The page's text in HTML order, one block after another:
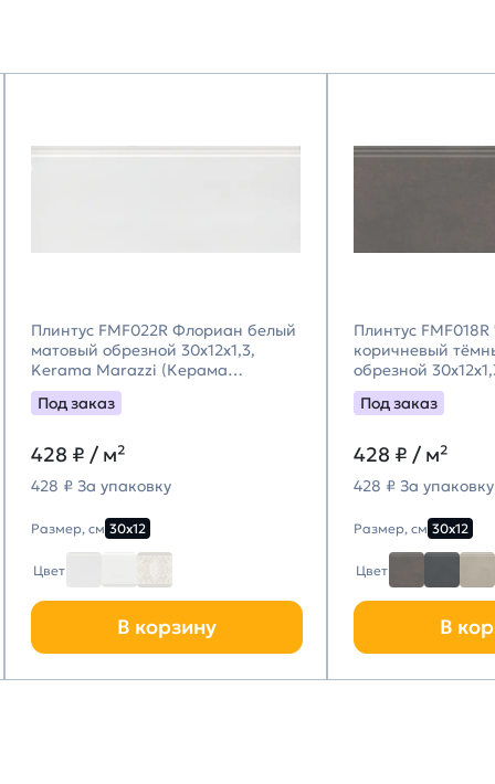
Плинтус FMF022R Флориан белый
матовый обрезной 30x12x1,3,
Kerama Marazzi (Керама
Марацци)
Под заказ
428 ₽ / м²
428 ₽ За упаковку
Размер, см 30х12
Цвет
В корзину
Плинтус
коричневый
обрезной
Marazzi (Керама
Под заказ
428 ₽ / м²
428 ₽ За упаковку
Размер, см 30х12
Цвет
В